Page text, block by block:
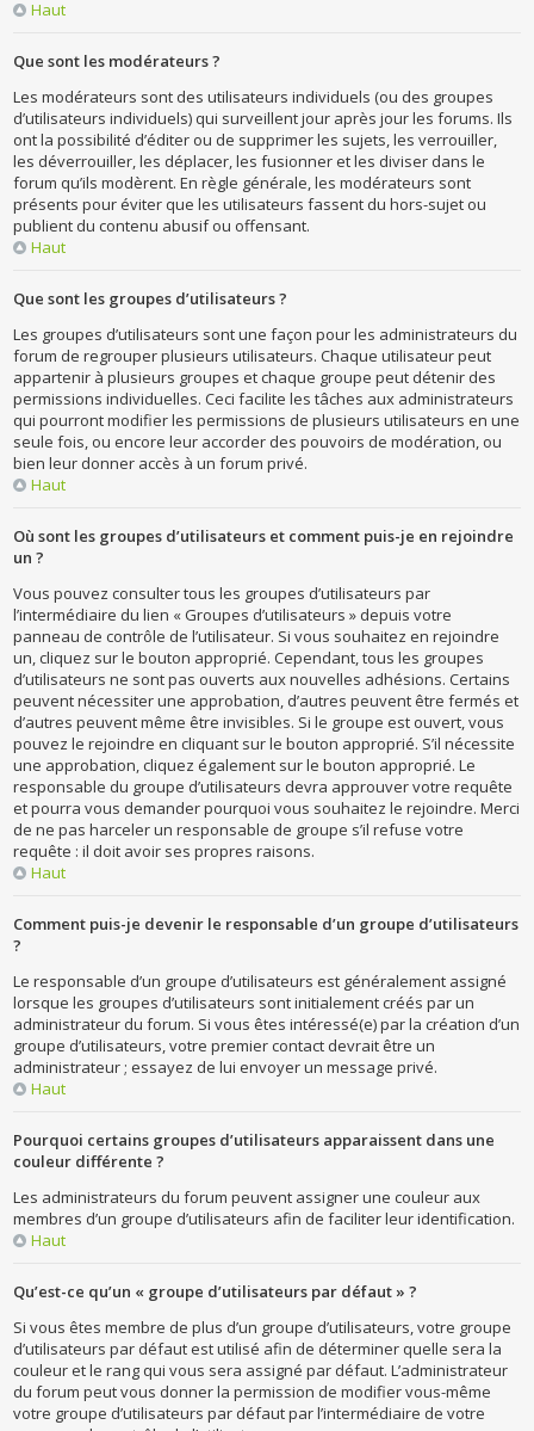
Haut
Que sont les modérateurs ?
Les modérateurs sont des utilisateurs individuels (ou des groupes
d’utilisateurs individuels) qui surveillent jour après jour les forums. Ils
ont la possibilité d’éditer ou de supprimer les sujets, les verrouiller,
les déverrouiller, les déplacer, les fusionner et les diviser dans le
forum qu’ils modèrent. En règle générale, les modérateurs sont
présents pour éviter que les utilisateurs fassent du hors-sujet ou
publient du contenu abusif ou offensant.
Haut
Que sont les groupes d’utilisateurs ?
Les groupes d’utilisateurs sont une façon pour les administrateurs du
forum de regrouper plusieurs utilisateurs. Chaque utilisateur peut
appartenir à plusieurs groupes et chaque groupe peut détenir des
permissions individuelles. Ceci facilite les tâches aux administrateurs
qui pourront modifier les permissions de plusieurs utilisateurs en une
seule fois, ou encore leur accorder des pouvoirs de modération, ou
bien leur donner accès à un forum privé.
Haut
Où sont les groupes d’utilisateurs et comment puis-je en rejoindre
un ?
Vous pouvez consulter tous les groupes d’utilisateurs par
l’intermédiaire du lien « Groupes d’utilisateurs » depuis votre
panneau de contrôle de l’utilisateur. Si vous souhaitez en rejoindre
un, cliquez sur le bouton approprié. Cependant, tous les groupes
d’utilisateurs ne sont pas ouverts aux nouvelles adhésions. Certains
peuvent nécessiter une approbation, d’autres peuvent être fermés et
d’autres peuvent même être invisibles. Si le groupe est ouvert, vous
pouvez le rejoindre en cliquant sur le bouton approprié. S’il nécessite
une approbation, cliquez également sur le bouton approprié. Le
responsable du groupe d’utilisateurs devra approuver votre requête
et pourra vous demander pourquoi vous souhaitez le rejoindre. Merci
de ne pas harceler un responsable de groupe s’il refuse votre
requête : il doit avoir ses propres raisons.
Haut
Comment puis-je devenir le responsable d’un groupe d’utilisateurs
?
Le responsable d’un groupe d’utilisateurs est généralement assigné
lorsque les groupes d’utilisateurs sont initialement créés par un
administrateur du forum. Si vous êtes intéressé(e) par la création d’un
groupe d’utilisateurs, votre premier contact devrait être un
administrateur ; essayez de lui envoyer un message privé.
Haut
Pourquoi certains groupes d’utilisateurs apparaissent dans une
couleur différente ?
Les administrateurs du forum peuvent assigner une couleur aux
membres d’un groupe d’utilisateurs afin de faciliter leur identification.
Haut
Qu’est-ce qu’un « groupe d’utilisateurs par défaut » ?
Si vous êtes membre de plus d’un groupe d’utilisateurs, votre groupe
d’utilisateurs par défaut est utilisé afin de déterminer quelle sera la
couleur et le rang qui vous sera assigné par défaut. L’administrateur
du forum peut vous donner la permission de modifier vous-même
votre groupe d’utilisateurs par défaut par l’intermédiaire de votre